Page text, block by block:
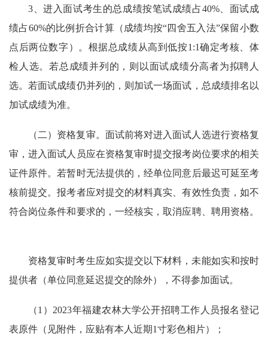
3、进入面试考生的总成绩按笔试成绩占40%、面试成
绩占60%的比例折合计算（成绩均按“四舍五入法”保留小数
点后两位数字）。根据总成绩从高到低按1:1确定考核、体
检人选。若总成绩并列的，则以面试成绩分高者为拟聘人
选。若面试成绩仍并列的，则加试一场面试，总成绩排名以
加试成绩为准。
（二）资格复审。面试前将对进入面试人选进行资格复
审，进入面试人员应在资格复审时提交报考岗位要求的相关
证件原件。若暂时无法提供的，经单位同意后最迟可延至考
核前提交。报考者应对提交的材料真实、有效性负责，如不
符合岗位条件和要求的，一经核实，取消应聘、聘用资格。
资格复审时考生应如实提交以下材料，未能如实和按时
提供者（单位同意延迟提交的除外），不得参加面试。
（1）2023年福建农林大学公开招聘工作人员报名登记
表原件（见附件，应贴有本人近期1寸彩色相片）；